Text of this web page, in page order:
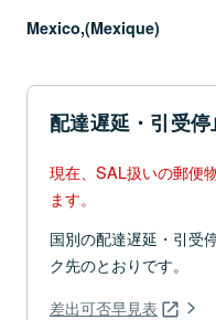
Mexico,(Mexique)
配達遅延・引受
現在、SAL扱いの郵便
ます。
国別の配達遅延・引受
ク先のとおりです。
差出可否早見表